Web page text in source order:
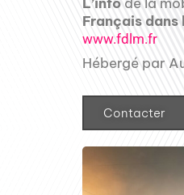
Français dans
www.fdlm.fr
Hébergé par
Contacter